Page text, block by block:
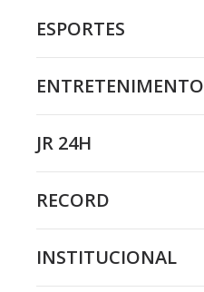
ESPORTES
ENTRETENIMENTO
JR 24H
RECORD
INSTITUCIONAL